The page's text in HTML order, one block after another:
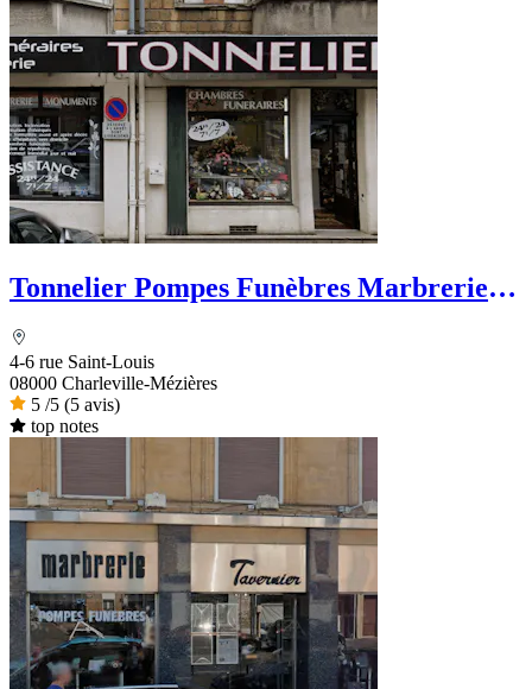
Tonnelier Pompes Funèbres Marbrerie
4-6 rue Saint-Louis
08000 Charleville-Mézières
5 /5 (5 avis)
top notes